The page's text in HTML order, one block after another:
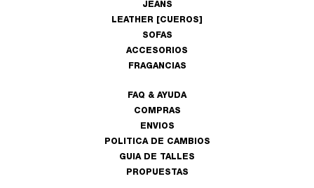
JEANS
LEATHER [CUEROS]
SOFAS
ACCESORIOS
FRAGANCIAS
FAQ & AYUDA
COMPRAS
ENVIOS
POLITICA DE CAMBIOS
GUIA DE TALLES
PROPUESTAS